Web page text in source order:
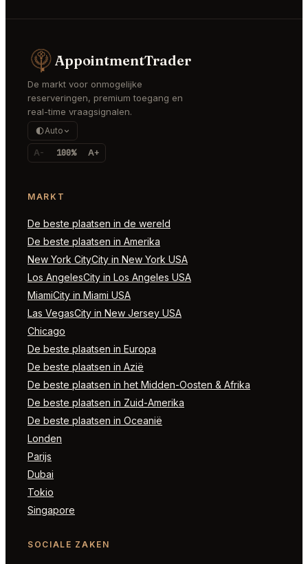
AppointmentTrader
De markt voor onmogelijke
reserveringen, premium toegang en
real-time vraagsignalen.
Auto
A- 100% A+
MARKT
De beste plaatsen in de wereld
De beste plaatsen in Amerika
New York CityCity in New York USA
Los AngelesCity in Los Angeles USA
MiamiCity in Miami USA
Las VegasCity in New Jersey USA
Chicago
De beste plaatsen in Europa
De beste plaatsen in Azië
De beste plaatsen in het Midden-Oosten & Afrika
De beste plaatsen in Zuid-Amerika
De beste plaatsen in Oceanië
Londen
Parijs
Dubai
Tokio
Singapore
SOCIALE ZAKEN